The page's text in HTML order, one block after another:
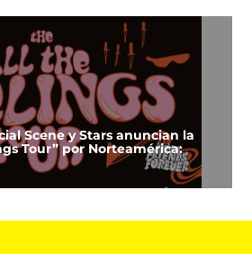
Scene y Stars anuncian la
Tour” por Norteamérica: